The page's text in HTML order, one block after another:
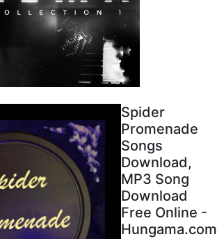
Spider
Promenade
Songs
Download,
MP3 Song
Download
Free Online -
Hungama.com